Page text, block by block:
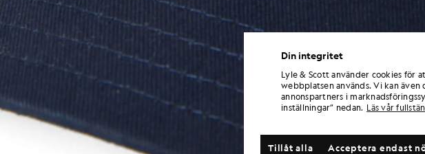
Din integritet
Lyle & Scott använder cookies för
webbplatsen används. Vi kan
annonspartners i
inställningar” nedan. Läs vår
Acceptera endast
Tillåt alla